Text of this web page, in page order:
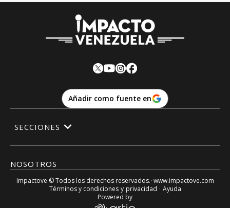
Añadir como fuente en
NOSOTROS
SECCIONES
Impactove © Todos los derechos reservados.· www.impactove.com
Términos y condiciones y privacidad · Ayuda
Powered by